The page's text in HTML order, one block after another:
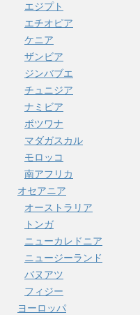
エジプト
エチオピア
ケニア
ザンビア
ジンバブエ
チュニジア
ナミビア
ボツワナ
マダガスカル
モロッコ
南アフリカ
オセアニア
オーストラリア
トンガ
ニューカレドニア
ニュージーランド
バヌアツ
フィジー
ヨーロッパ